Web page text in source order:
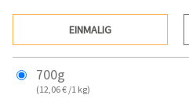
EINMALIG
700g
(12,06 € /1 kg)